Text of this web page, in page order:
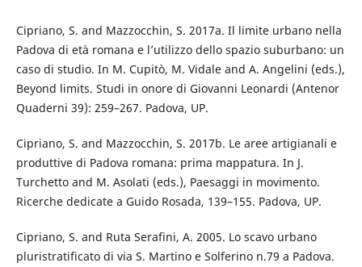
Cipriano, S. and Mazzocchin, S. 2017a. Il limite urbano nella
Padova di età romana e l’utilizzo dello spazio suburbano: un
caso di studio. In M. Cupitò, M. Vidale and A. Angelini (eds.),
Beyond limits. Studi in onore di Giovanni Leonardi (Antenor
Quaderni 39): 259–267. Padova, UP.
Cipriano, S. and Mazzocchin, S. 2017b. Le aree artigianali e
produttive di Padova romana: prima mappatura. In J.
Turchetto and M. Asolati (eds.), Paesaggi in movimento.
Ricerche dedicate a Guido Rosada, 139–155. Padova, UP.
Cipriano, S. and Ruta Serafini, A. 2005. Lo scavo urbano
pluristratificato di via S. Martino e Solferino n.79 a Padova.